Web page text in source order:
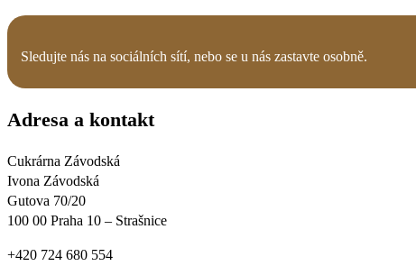
Sledujte nás na sociálních sítí, nebo se u nás zastavte osobně.
Adresa a kontakt
Cukrárna Závodská
Ivona Závodská
Gutova 70/20
100 00 Praha 10 – Strašnice
+420 724 680 554